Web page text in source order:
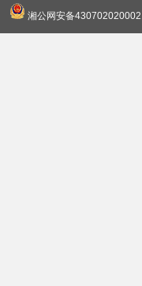
湘公网安备